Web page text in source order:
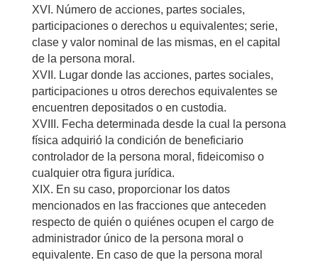
XVI. Número de acciones, partes sociales,
participaciones o derechos u equivalentes; serie,
clase y valor nominal de las mismas, en el capital
de la persona moral.
XVII. Lugar donde las acciones, partes sociales,
participaciones u otros derechos equivalentes se
encuentren depositados o en custodia.
XVIII. Fecha determinada desde la cual la persona
física adquirió la condición de beneficiario
controlador de la persona moral, fideicomiso o
cualquier otra figura jurídica.
XIX. En su caso, proporcionar los datos
mencionados en las fracciones que anteceden
respecto de quién o quiénes ocupen el cargo de
administrador único de la persona moral o
equivalente. En caso de que la persona moral